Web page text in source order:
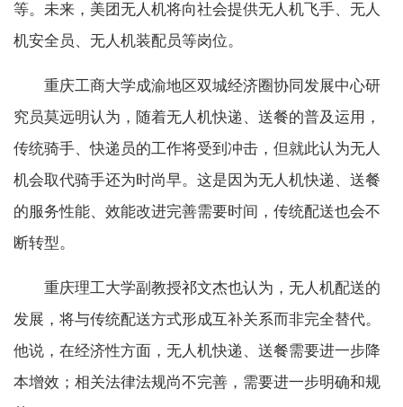
等。未来，美团无人机将向社会提供无人机飞手、无人
机安全员、无人机装配员等岗位。
重庆工商大学成渝地区双城经济圈协同发展中心研
究员莫远明认为，随着无人机快递、送餐的普及运用，
传统骑手、快递员的工作将受到冲击，但就此认为无人
机会取代骑手还为时尚早。这是因为无人机快递、送餐
的服务性能、效能改进完善需要时间，传统配送也会不
断转型。
重庆理工大学副教授祁文杰也认为，无人机配送的
发展，将与传统配送方式形成互补关系而非完全替代。
他说，在经济性方面，无人机快递、送餐需要进一步降
本增效；相关法律法规尚不完善，需要进一步明确和规